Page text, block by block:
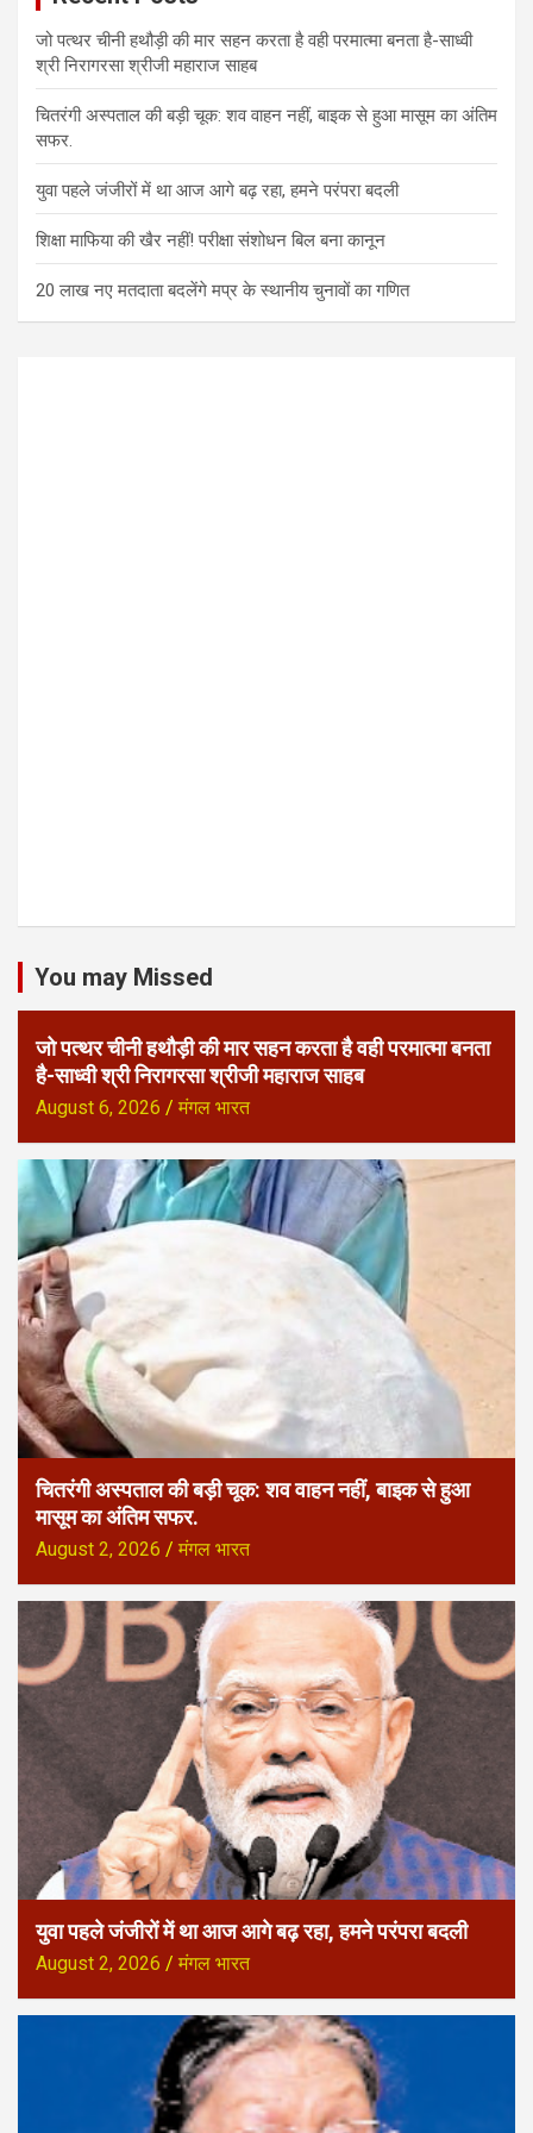
जो पत्थर चीनी हथौड़ी की मार सहन करता है वही परमात्मा बनता है-साध्वी
श्री निरागरसा श्रीजी महाराज साहब
चितरंगी अस्पताल की बड़ी चूक: शव वाहन नहीं, बाइक से हुआ मासूम का अंतिम
सफर.
युवा पहले जंजीरों में था आज आगे बढ़ रहा, हमने परंपरा बदली
शिक्षा माफिया की खैर नहीं! परीक्षा संशोधन बिल बना कानून
20 लाख नए मतदाता बदलेंगे मप्र के स्थानीय चुनावों का गणित
You may Missed
जो पत्थर चीनी हथौड़ी की मार सहन करता है वही परमात्मा बनता
है-साध्वी श्री निरागरसा श्रीजी महाराज साहब
August 6, 2026 मंगल भारत
चितरंगी अस्पताल की बड़ी चूक: शव वाहन नहीं, बाइक से हुआ
मासूम का अंतिम सफर.
August 2, 2026 मंगल भारत
युवा पहले जंजीरों में था आज आगे बढ़ रहा, हमने परंपरा बदली
August 2, 2026 मंगल भारत